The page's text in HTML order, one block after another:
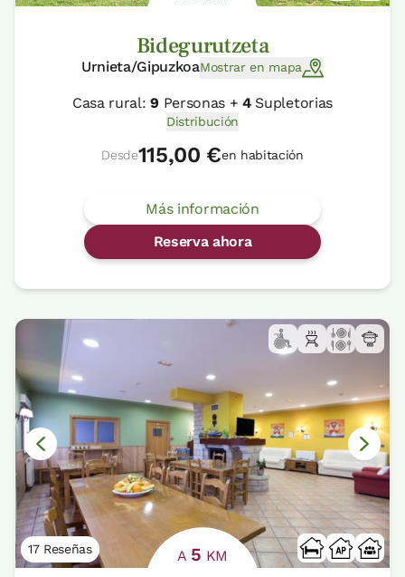
Bidegurutzeta
Urnieta/GipuzkoaMostrar en mapa
Casa rural:9 Personas +4Supletorias
Distribución
Desde115,00 €en habitación
Más información
Reserva ahora
17 Reseñas A 5 KM